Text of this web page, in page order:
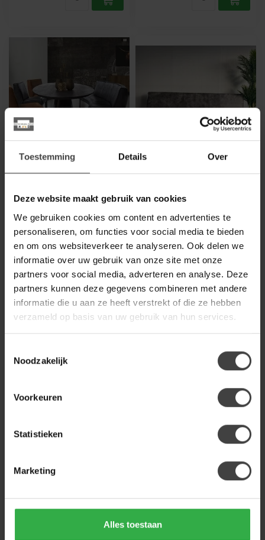
Toestemming Details Over
Deze website maakt gebruik van cookies
We gebruiken cookies om content en advertenties te
personaliseren, om functies voor social media te bieden
en om ons websiteverkeer te analyseren. Ook delen we
informatie over uw gebruik van onze site met onze
partners voor social media, adverteren en analyse. Deze
partners kunnen deze gegevens combineren met andere
informatie die u aan ze heeft verstrekt of die ze hebben
verzameld op basis van uw gebruik van hun services.
Noodzakelijk
Voorkeuren
Statistieken
Marketing
Alles toestaan
Eettafelbank Lara
kleuren
Moderne ovale eettafelbank
met ongekend zitcomfort.
Hier kun je echt een
complet...
€1.189,00
.
Eettafelbank Lara 4-
Ontdek eettafelbank Lara:
een 4-zits bank met
ongekend zitcomfort en een
stijlvo...
€1.189,00
.
Afrika Leer S